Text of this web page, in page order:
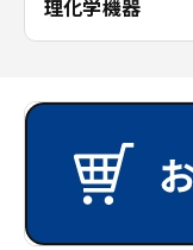
理化学機器